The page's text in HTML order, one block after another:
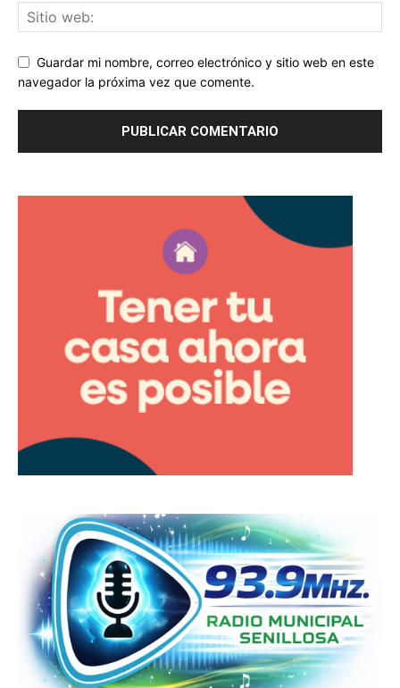
Guardar mi nombre, correo electrónico y sitio web en este
navegador la próxima vez que comente.